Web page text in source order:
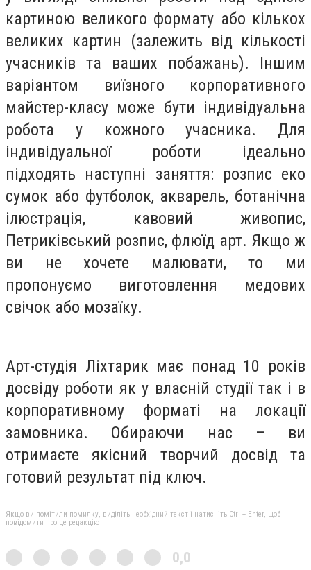
картиною великого формату або кількох
великих картин (залежить від кількості
учасників та ваших побажань). Іншим
варіантом виїзного корпоративного
майстер-класу може бути індивідуальна
робота у кожного учасника. Для
індивідуальної роботи ідеально
підходять наступні заняття: розпис еко
сумок або футболок, акварель, ботанічна
ілюстрація, кавовий живопис,
Петриківський розпис, флюїд арт. Якщо ж
ви не хочете малювати, то ми
пропонуємо виготовлення медових
свічок або мозаїку.
Арт-студія Ліхтарик має понад 10 років
досвіду роботи як у власній студії так і в
корпоративному форматі на локації
замовника. Обираючи нас – ви
отримаєте якісний творчий досвід та
готовий результат під ключ.
Якщо ви помітили помилку, виділіть необхідний текст і натисніть Ctrl + Enter, щоб
повідомити про це редакцію
0,0